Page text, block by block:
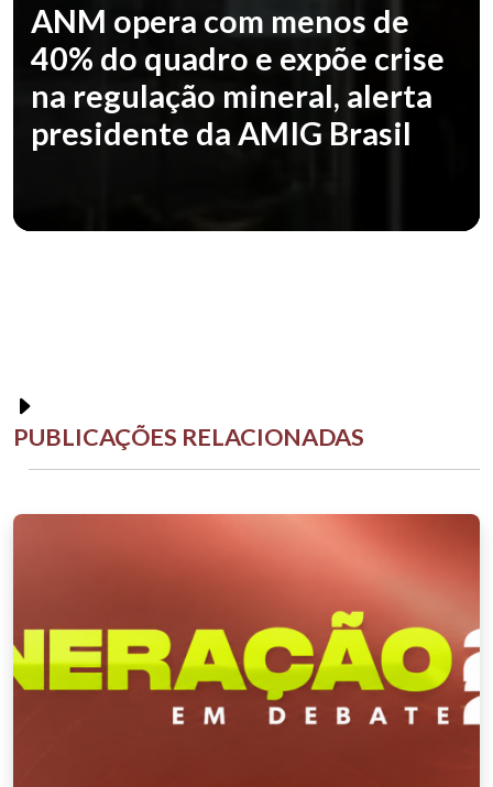
ANM opera com menos de
40% do quadro e expõe crise
na regulação mineral, alerta
presidente da AMIG Brasil
PUBLICAÇÕES RELACIONADAS